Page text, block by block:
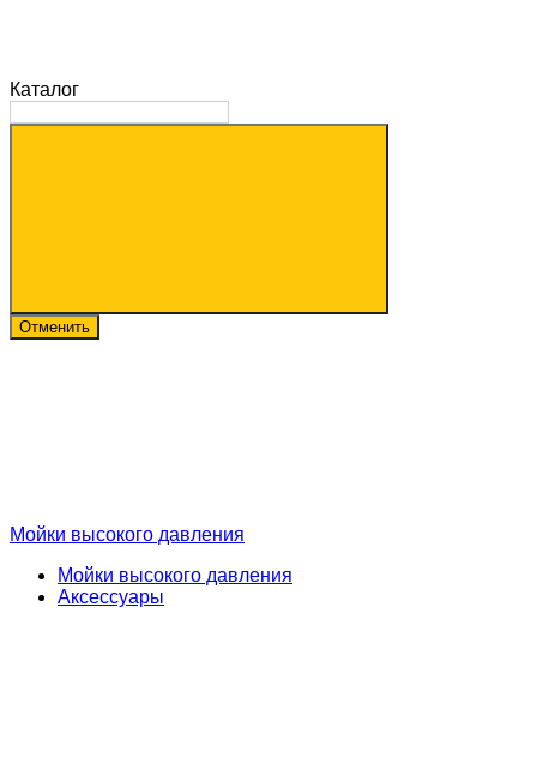
Каталог
Отменить
Мойки высокого давления
Мойки высокого давления
Аксессуары